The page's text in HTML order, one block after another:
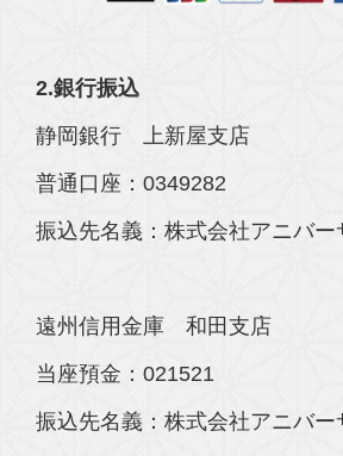
2.銀行振込
静岡銀行 上新屋支店
普通口座：0349282
振込先名義：株式会社アニバー
遠州信用金庫 和田支店
当座預金：021521
振込先名義：株式会社アニバー